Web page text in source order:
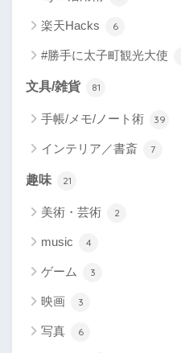
楽天Hacks 6
#勝手に太子町観光大使
文具/雑貨 81
手帳/メモ/ノート術 39
インテリア／書斎 7
趣味 21
美術・芸術 2
music 4
ゲーム 3
映画 3
写真 6